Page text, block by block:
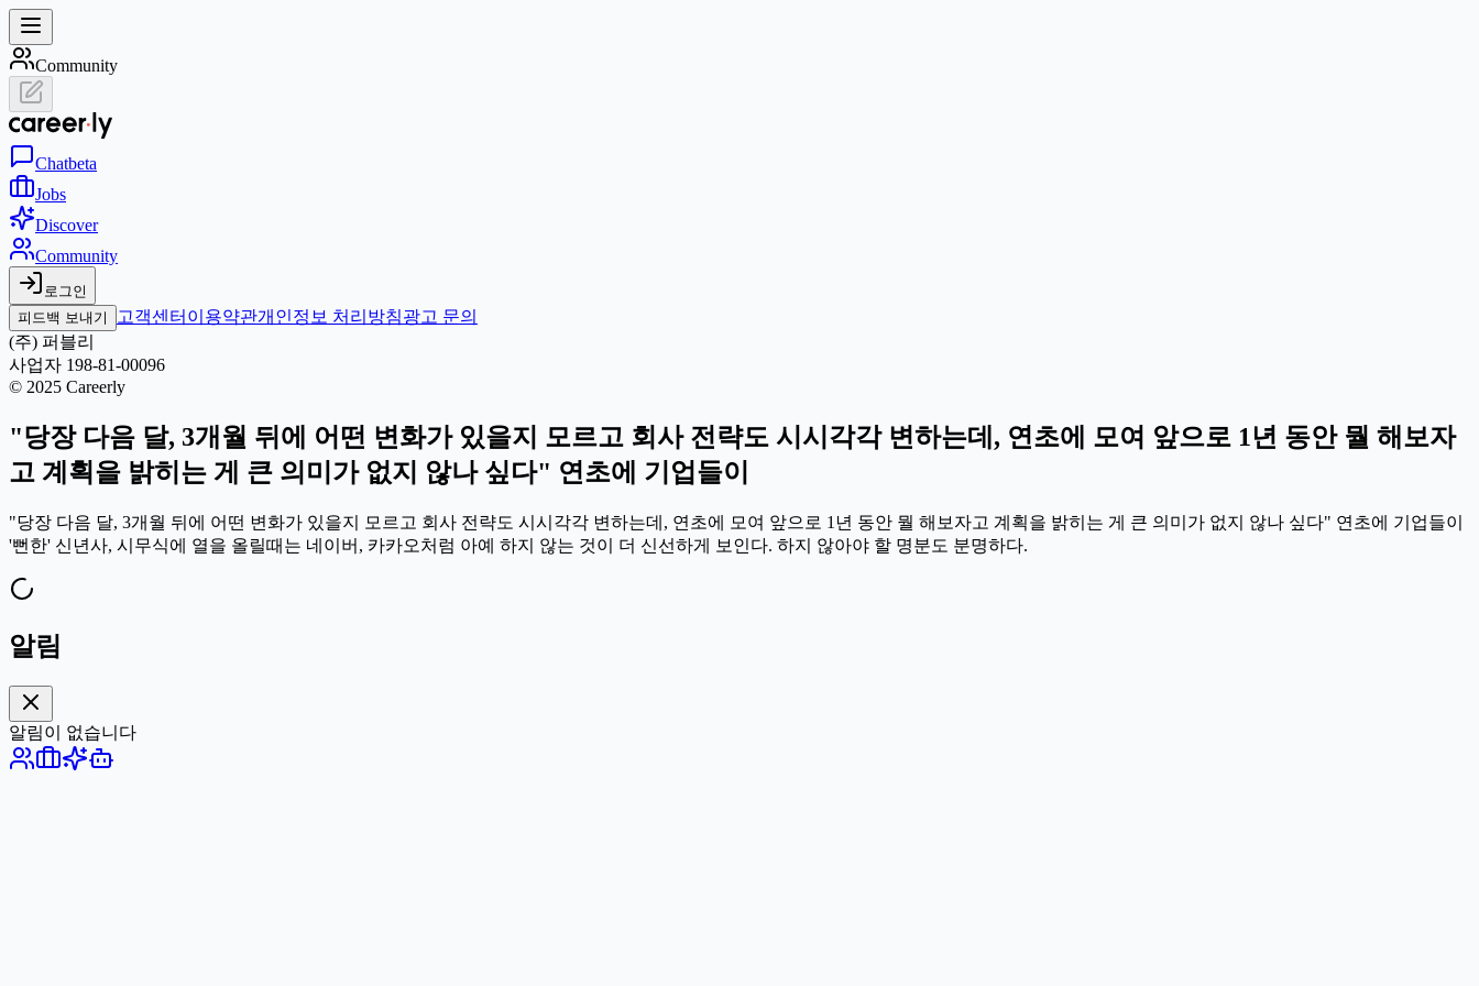
Community
Chatbeta
Jobs
Discover
Community
로그인
피드백 보내기
고객센터 이용약관개인정보 처리방침광고 문의
(주) 퍼블리
사업자 198-81-00096
© 2025 Careerly
"당장 다음 달, 3개월 뒤에 어떤 변화가 있을지 모르고 회사 전략도 시시각각 변하는데, 연초에 모여 앞으로 1년 동안 뭘 해보자
고 계획을 밝히는 게 큰 의미가 없지 않나 싶다" 연초에 기업들이
"당장 다음 달, 3개월 뒤에 어떤 변화가 있을지 모르고 회사 전략도 시시각각 변하는데, 연초에 모여 앞으로 1년 동안 뭘 해보자고 계획을 밝히는 게 큰 의미가 없지 않나 싶다" 연초에 기업들이
'뻔한' 신년사, 시무식에 열을 올릴때는 네이버, 카카오처럼 아예 하지 않는 것이 더 신선하게 보인다. 하지 않아야 할 명분도 분명하다.
알림
알림이 없습니다